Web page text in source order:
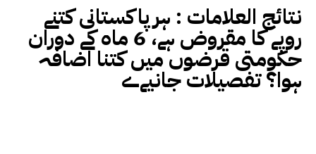
نتائج العلامات : ہرپاکستانی کتنے
روپے کا مقروض ہے، 6 ماہ کے دوران
حکومتی قرضوں میں کتنا اضافہ
ہوا؟ تفصیلات جانیےے